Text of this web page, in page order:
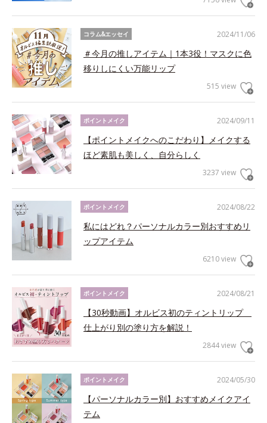
2024/11/06
コラム&エッセイ
＃今月の推しアイテム｜1本3役！マスクに色
移りしにくい万能リップ
515 view
2024/09/11
ポイントメイク
【ポイントメイクへのこだわり】メイクする
ほど素肌も美しく、自分らしく
3237 view
2024/08/22
ポイントメイク
私にはどれ？パーソナルカラー別おすすめリ
ップアイテム
6210 view
2024/08/21
ポイントメイク
【30秒動画】オルビス初のティントリップ
仕上がり別の塗り方を解説！
2844 view
2024/05/30
ポイントメイク
【パーソナルカラー別】おすすめメイクアイ
テム